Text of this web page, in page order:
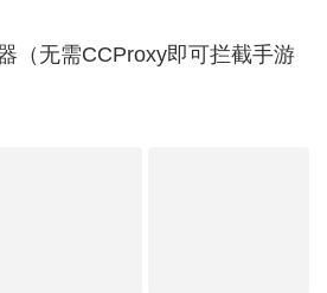
（无需CCProxy即可拦截手游